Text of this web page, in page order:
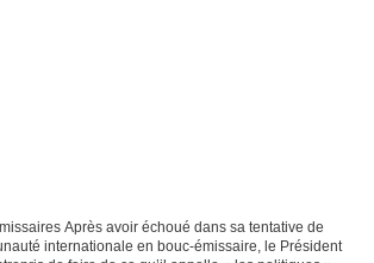
Après avoir échoué dans sa tentative de
internationale en bouc-émissaire, le Président